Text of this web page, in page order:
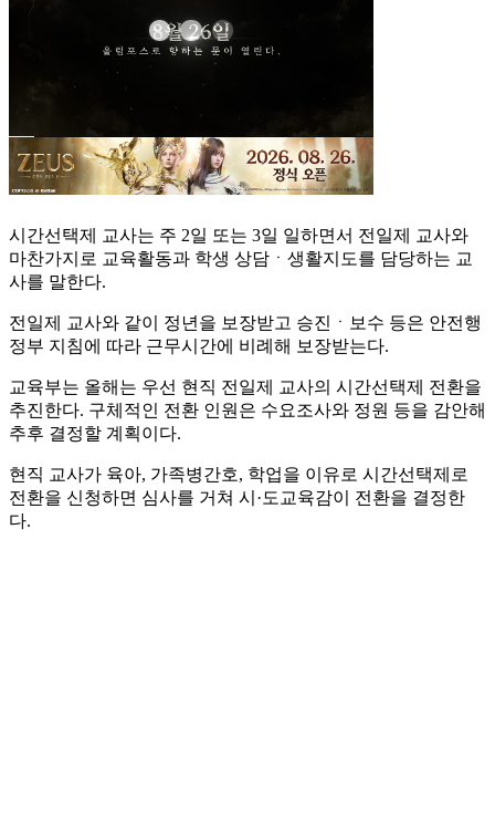
시간선택제 교사는 주 2일 또는 3일 일하면서 전일제 교사와
마찬가지로 교육활동과 학생 상담ㆍ생활지도를 담당하는 교
사를 말한다.
전일제 교사와 같이 정년을 보장받고 승진ㆍ보수 등은 안전행
정부 지침에 따라 근무시간에 비례해 보장받는다.
교육부는 올해는 우선 현직 전일제 교사의 시간선택제 전환을
추진한다. 구체적인 전환 인원은 수요조사와 정원 등을 감안해
추후 결정할 계획이다.
현직 교사가 육아, 가족병간호, 학업을 이유로 시간선택제로
전환을 신청하면 심사를 거쳐 시·도교육감이 전환을 결정한
다.